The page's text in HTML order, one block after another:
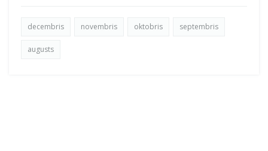
decembris novembris oktobris septembris
augusts